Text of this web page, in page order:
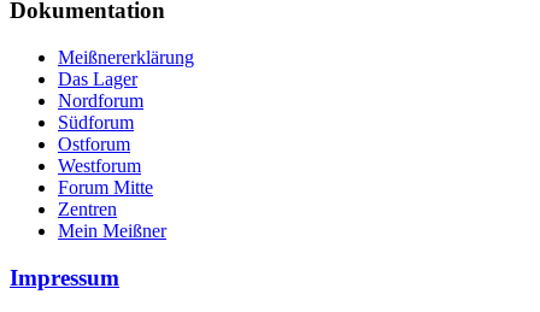
Dokumentation
Meißnererklärung
Das Lager
Nordforum
Südforum
Ostforum
Westforum
Forum Mitte
Zentren
Mein Meißner
Impressum